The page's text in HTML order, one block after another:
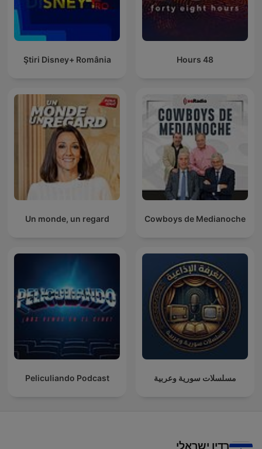
48 Hours
Ştiri Disney+ România
Cowboys de Medianoche
Un monde, un regard
مسلسلات سورية وعربية Peliculiando Podcast
רדיו ישראלי